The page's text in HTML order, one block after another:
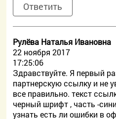
Ответить
Рулёва Наталья Ивановна
22 ноября 2017
17:25:06
Здравствуйте. Я первый
партнерскую ссылку и не
все правильно. текст
черный шрифт , часть -
узнать есть ли ошибки в